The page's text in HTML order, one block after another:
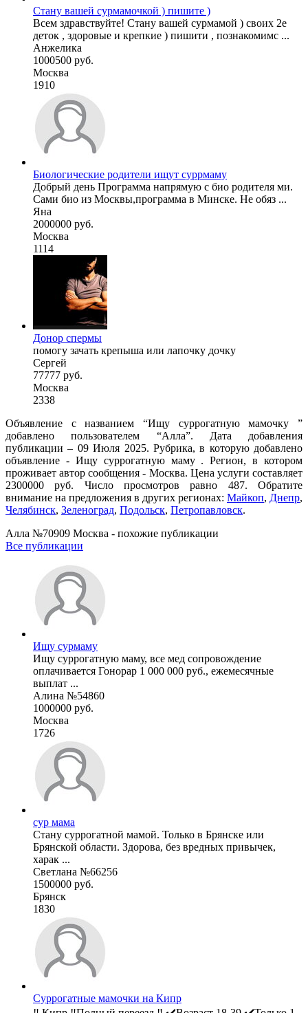
Стану вашей сурмамочкой ) пишите )
Всем здравствуйте! Стану вашей сурмамой ) своих 2е
деток , здоровые и крепкие ) пишити , познакомимс ...
Анжелика
1000500 руб.
Москва
1910
Биологические родители ищут суррмаму
Добрый день Программа напрямую с био родителя ми.
Сами био из Москвы,программа в Минске. Не обяз ...
Яна
2000000 руб.
Москва
1114
Донор спермы
помогу зачать крепыша или лапочку дочку
Сергей
77777 руб.
Москва
2338
Объявление с названием “Ищу суррогатную мамочку ”
добавлено пользователем “Алла”. Дата добавления
публикации – 09 Июля 2025. Рубрика, в которую добавлено
объявление - Ищу суррогатную маму . Регион, в котором
проживает автор сообщения - Москва. Цена услуги составляет
2300000 руб. Число просмотров равно 487. Обратите
внимание на предложения в других регионах: Майкоп, Днепр,
Челябинск, Зеленоград, Подольск, Петропавловск.
Алла №70909 Москва - похожие публикации
Все публикации
Ищу сурмаму
Ищу суррогатную маму, все мед сопровождение
оплачивается Гонорар 1 000 000 руб., ежемесячные
выплат ...
Алина №54860
1000000 руб.
Москва
1726
сур мама
Стану суррогатной мамой. Только в Брянске или
Брянской области. Здорова, без вредных привычек,
харак ...
Светлана №66256
1500000 руб.
Брянск
1830
Суррогатные мамочки на Кипр